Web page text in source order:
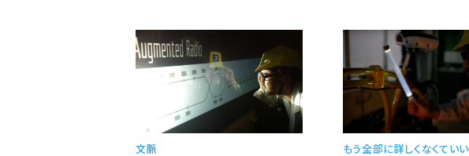
文脈 もう全部に詳しくなくていい